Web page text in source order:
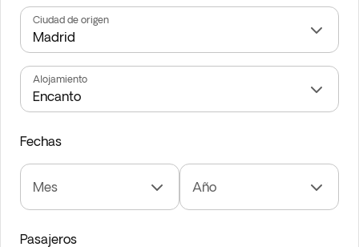
Ciudad de origen
Alojamiento
Fechas
Mes Año
Pasajeros